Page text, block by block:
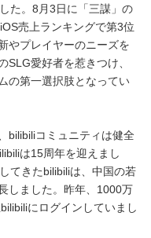
た。8月3日に「三謀」の
売上ランキングで第3位
やプレイヤーのニーズを
SLG愛好者を惹きつけ、
の第一選択肢となってい
bilibiliコミュニティは健全
は15周年を迎えまし
てきたbilibiliは、中国の若
しました。昨年、1000万
にログインしていまし